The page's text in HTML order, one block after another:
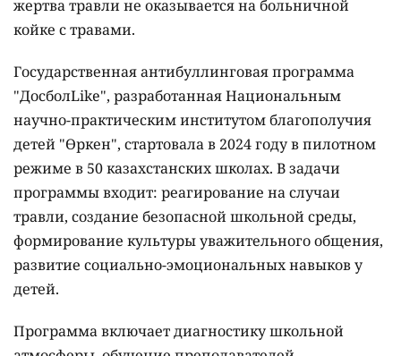
жертва травли не оказывается на больничной
койке с травами.
Государственная антибуллинговая программа
"ДосболLike", разработанная Национальным
научно-практическим институтом благополучия
детей "Өркен", стартовала в 2024 году в пилотном
режиме в 50 казахстанских школах. В задачи
программы входит: реагирование на случаи
травли, создание безопасной школьной среды,
формирование культуры уважительного общения,
развитие социально-эмоциональных навыков у
детей.
Программа включает диагностику школьной